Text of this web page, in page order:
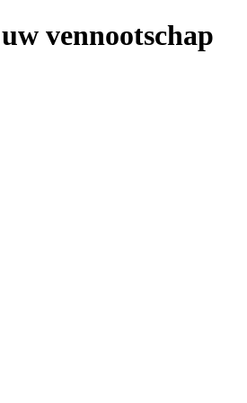
vennootschap